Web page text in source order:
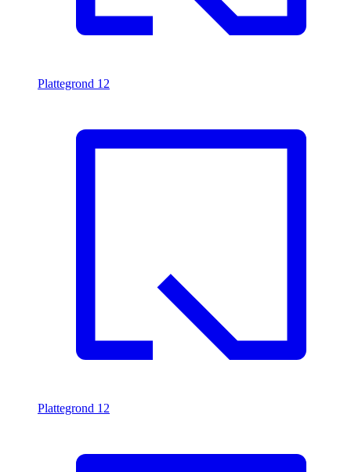
Plattegrond 12
Plattegrond 12